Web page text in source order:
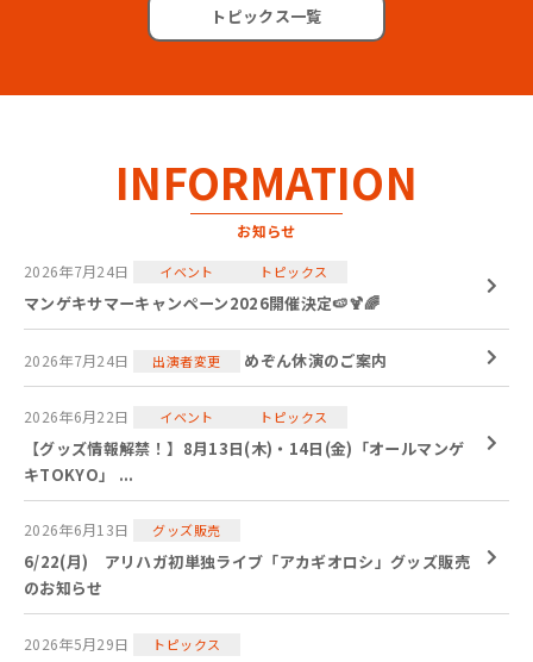
トピックス一覧
INFORMATION
お知らせ
2026年7月24日
イベント トピックス
マンゲキサマーキャンペーン2026開催決定🍉🍹🌈
2026年7月24日 出演者変更 めぞん休演のご案内
2026年6月22日 イベント トピックス
【グッズ情報解禁！】8月13日(木)・14日(金)「オールマンゲ
キTOKYO」 ...
2026年6月13日 グッズ販売
6/22(月) アリハガ初単独ライブ「アカギオロシ」グッズ販売
のお知らせ
2026年5月29日 トピックス